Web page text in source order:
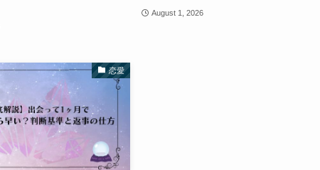
August 1, 2026
恋愛